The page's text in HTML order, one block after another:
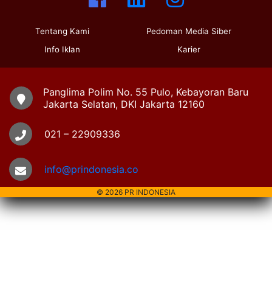
Tentang Kami
Info Iklan
Pedoman Media Siber
Karier
Panglima Polim No. 55 Pulo, Kebayoran Baru
Jakarta Selatan, DKI Jakarta 12160
021 – 22909336
info@prindonesia.co
© 2026 PR INDONESIA